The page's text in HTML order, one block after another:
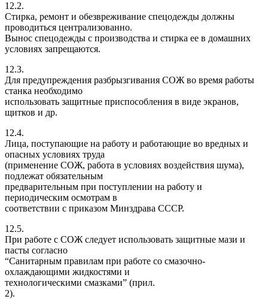
12.2.
Стирка, ремонт и обезвреживание спецодежды должны
проводиться централизованно.
Вынос спецодежды с производства и стирка ее в домашних
условиях запрещаются.
12.3.
Для предупреждения разбрызгивания СОЖ во время работы
станка необходимо
использовать защитные приспособления в виде экранов,
щитков и др.
12.4.
Лица, поступающие на работу и работающие во вредных и
опасных условиях труда
(применение СОЖ, работа в условиях воздействия шума),
подлежат обязательным
предварительным при поступлении на работу и
периодическим осмотрам в
соответствии с приказом Минздрава СССР.
12.5.
При работе с СОЖ следует использовать защитные мази и
пасты согласно
“Санитарным правилам при работе со смазочно-
охлаждающими жидкостями и
технологическими смазками” (прил.
2).